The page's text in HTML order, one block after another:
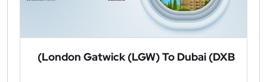
London Gatwick (LGW) To Dubai (DXB)